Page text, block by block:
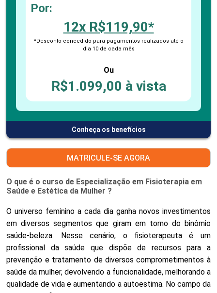
Por:
12x R$119,90*
*Desconto concedido para pagamentos realizados até o
dia 10 de cada mês
Ou
R$1.099,00 à vista
Conheça os benefícios
MATRICULE-SE AGORA
O que é o curso de Especialização em Fisioterapia em
Saúde e Estética da Mulher ?
O universo feminino a cada dia ganha novos investimentos
em diversos segmentos que giram em torno do binômio
saúde-beleza. Nesse cenário, o fisioterapeuta é um
profissional da saúde que dispõe de recursos para a
prevenção e tratamento de diversos comprometimentos à
saúde da mulher, devolvendo a funcionalidade, melhorando a
qualidade de vida e aumentando a autoestima. No campo da